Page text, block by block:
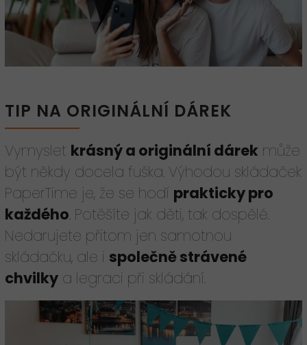
TIP NA ORIGINÁLNÍ DÁREK
Vymyslet krásný a originální dárek může
být někdy docela fuška. Výhodou skládaček
PaperTime je, že se hodí prakticky pro
každého. Potěšíte jak děti, tak dospělé.
Nedarujete přitom jen samotnou
skládačku, ale i společně strávené
chvilky a legraci při skládání.